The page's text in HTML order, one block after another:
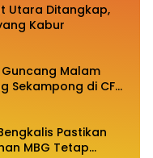
Utara Ditangkap,
Kabur
Malam
Sekampong di CFN
Pastikan
MBG Tetap